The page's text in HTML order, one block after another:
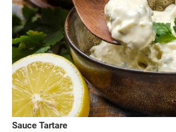
Sauce Tartare